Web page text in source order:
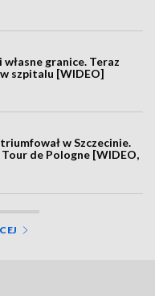
własne granice. Teraz
szpitalu [WIDEO]
w Szczecinie.
de Pologne [WIDEO,